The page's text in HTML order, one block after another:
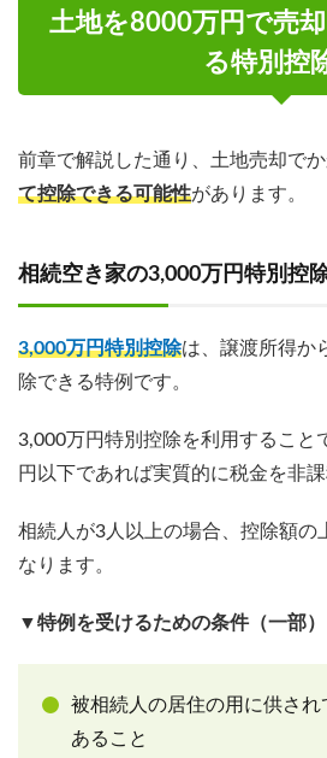
土地を8000万円で売
る特別控
前章で解説した通り、土地売却で
て控除できる可能性があります。
相続空き家の3,000万円特別控
3,000万円特別控除は、譲渡所得か
除できる特例です。
3,000万円特別控除を利用すること
円以下であれば実質的に税金を非課
相続人が3人以上の場合、控除額の
なります。
▼特例を受けるための条件（一部）
被相続人の居住の用に供さ
あること